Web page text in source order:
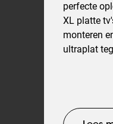
perfecte
XL platte
monteren
ultraplat